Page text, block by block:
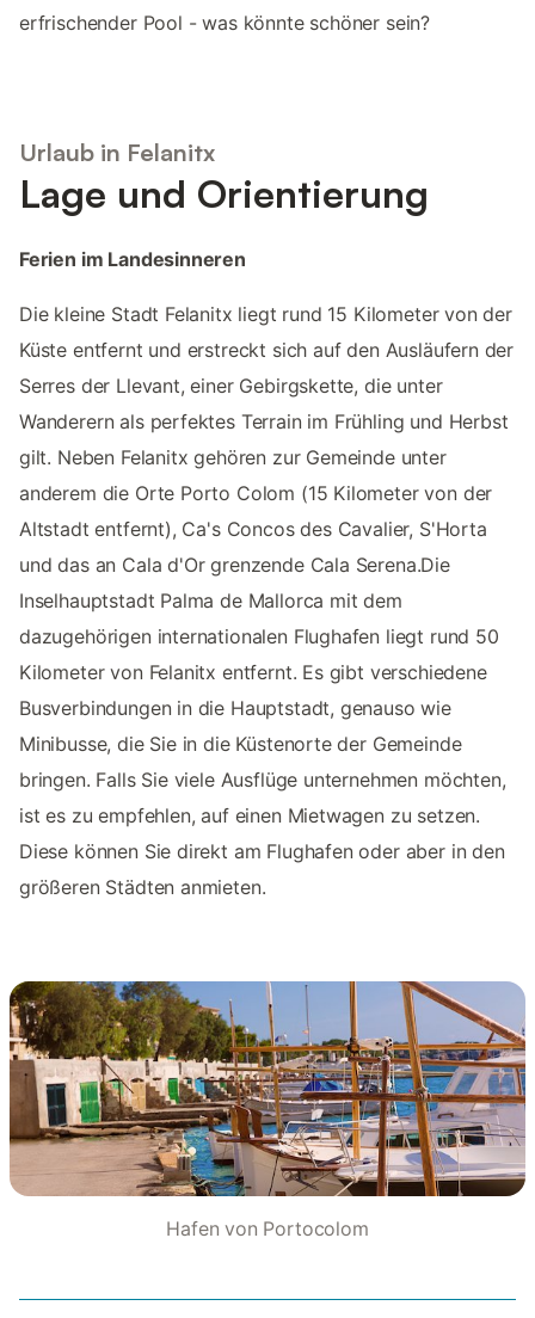
erfrischender Pool - was könnte schöner sein?
Urlaub in Felanitx
Lage und Orientierung
Ferien im Landesinneren
Die kleine Stadt Felanitx liegt rund 15 Kilometer von der
Küste entfernt und erstreckt sich auf den Ausläufern der
Serres der Llevant, einer Gebirgskette, die unter
Wanderern als perfektes Terrain im Frühling und Herbst
gilt. Neben Felanitx gehören zur Gemeinde unter
anderem die Orte Porto Colom (15 Kilometer von der
Altstadt entfernt), Ca's Concos des Cavalier, S'Horta
und das an Cala d'Or grenzende Cala Serena.Die
Inselhauptstadt Palma de Mallorca mit dem
dazugehörigen internationalen Flughafen liegt rund 50
Kilometer von Felanitx entfernt. Es gibt verschiedene
Busverbindungen in die Hauptstadt, genauso wie
Minibusse, die Sie in die Küstenorte der Gemeinde
bringen. Falls Sie viele Ausflüge unternehmen möchten,
ist es zu empfehlen, auf einen Mietwagen zu setzen.
Diese können Sie direkt am Flughafen oder aber in den
größeren Städten anmieten.
Hafen von Portocolom